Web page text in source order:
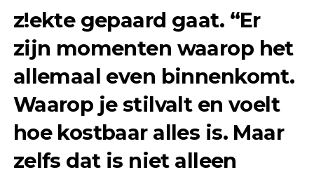
z!ekte gepaard gaat. “Er
zijn momenten waarop het
allemaal even binnenkomt.
Waarop je stilvalt en voelt
hoe kostbaar alles is. Maar
zelfs dat is niet alleen